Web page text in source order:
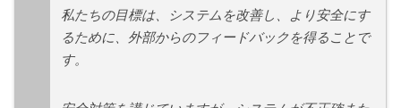
私たちの目標は、システムを改善し、より安全にす
るために、外部からのフィードバックを得ることで
す。